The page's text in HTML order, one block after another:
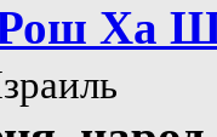
Рош Ха